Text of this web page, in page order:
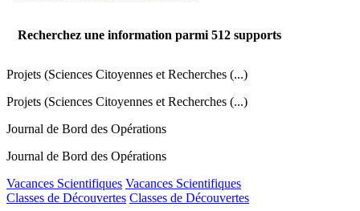
Recherchez une information parmi 512 supports
Projets (Sciences Citoyennes et Recherches (...)
Projets (Sciences Citoyennes et Recherches (...)
Journal de Bord des Opérations
Journal de Bord des Opérations
Vacances Scientifiques Vacances Scientifiques
Classes de Découvertes Classes de Découvertes